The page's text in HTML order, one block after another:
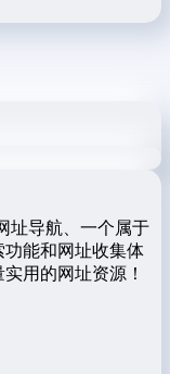
址导航、一个属于
能和网址收集体
用的网址资源！